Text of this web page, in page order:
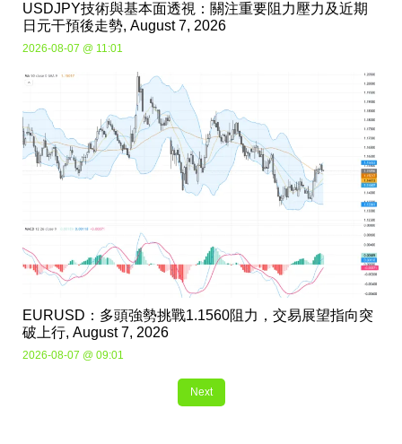
USDJPY技術與基本面透視：關注重要阻力壓力及近期
日元干預後走勢, August 7, 2026
2026-08-07 @ 11:01
EURUSD：多頭強勢挑戰1.1560阻力，交易展望指向突
破上行, August 7, 2026
2026-08-07 @ 09:01
Next